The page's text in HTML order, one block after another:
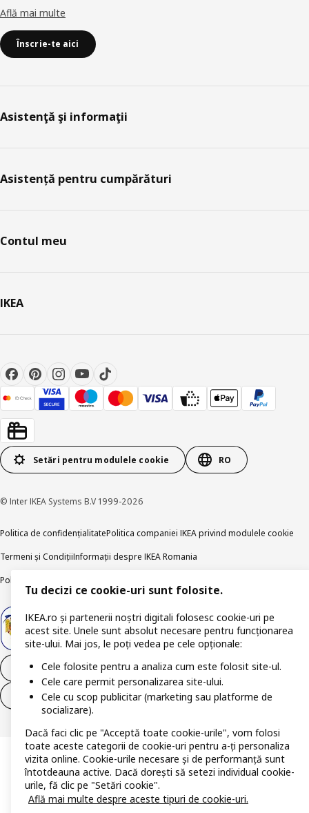
Află mai multe
Înscrie-te aici
Asistenţă şi informaţii
Asistență pentru cumpărături
Contul meu
IKEA
Setări pentru modulele cookie RO
© Inter IKEA Systems B.V 1999-2026
Politica de confidențialitatePolitica companiei IKEA privind modulele cookie
Termeni și CondițiiInformații despre IKEA Romania
Politica de publicare responsabilă
Retrage-te din contract
Retrage-te din contract (servicii)
Tu decizi ce cookie-uri sunt folosite.
IKEA.ro și partenerii noștri digitali folosesc cookie-uri pe
acest site. Unele sunt absolut necesare pentru funcționarea
site-ului. Mai jos, le poți vedea pe cele opționale:
Cele folosite pentru a analiza cum este folosit site-ul.
Cele care permit personalizarea site-ului.
Cele cu scop publicitar (marketing sau platforme de
socializare).
Dacă faci clic pe "Acceptă toate cookie-urile", vom folosi
toate aceste categorii de cookie-uri pentru a-ți personaliza
vizita online. Cookie-urile necesare și de performanță sunt
întotdeauna active. Dacă dorești să setezi individual cookie-
urile, fă clic pe "Setări cookie".
Află mai multe despre aceste tipuri de cookie-uri.